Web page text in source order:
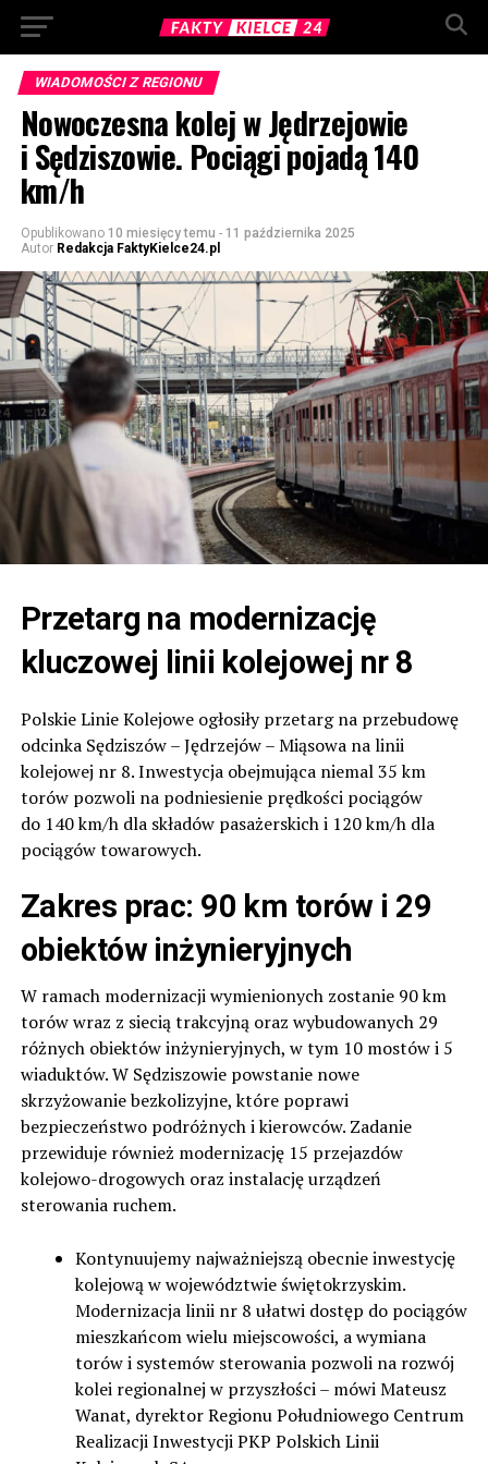
WIADOMOŚCI Z REGIONU
Nowoczesna kolej w Jędrzejowie
i Sędziszowie. Pociągi pojadą 140
km/h
Opublikowano 10 miesięcy temu - 11 października 2025
Autor Redakcja FaktyKielce24.pl
Przetarg na modernizację
kluczowej linii kolejowej nr 8
Polskie Linie Kolejowe ogłosiły przetarg na przebudowę
odcinka Sędziszów – Jędrzejów – Miąsowa na linii
kolejowej nr 8. Inwestycja obejmująca niemal 35 km
torów pozwoli na podniesienie prędkości pociągów
do 140 km/h dla składów pasażerskich i 120 km/h dla
pociągów towarowych.
Zakres prac: 90 km torów i 29
obiektów inżynieryjnych
W ramach modernizacji wymienionych zostanie 90 km
torów wraz z siecią trakcyjną oraz wybudowanych 29
różnych obiektów inżynieryjnych, w tym 10 mostów i 5
wiaduktów. W Sędziszowie powstanie nowe
skrzyżowanie bezkolizyjne, które poprawi
bezpieczeństwo podróżnych i kierowców. Zadanie
przewiduje również modernizację 15 przejazdów
kolejowo-drogowych oraz instalację urządzeń
sterowania ruchem.
Kontynuujemy najważniejszą obecnie inwestycję
kolejową w województwie świętokrzyskim.
Modernizacja linii nr 8 ułatwi dostęp do pociągów
mieszkańcom wielu miejscowości, a wymiana
torów i systemów sterowania pozwoli na rozwój
kolei regionalnej w przyszłości – mówi Mateusz
Wanat, dyrektor Regionu Południowego Centrum
Realizacji Inwestycji PKP Polskich Linii